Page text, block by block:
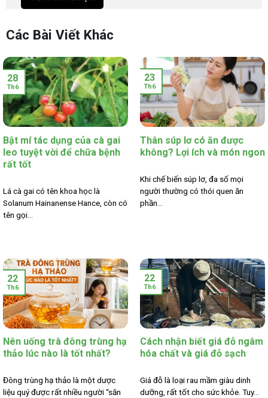
Các Bài Viết Khác
Bật mí tác dụng của cà gai
leo tuyệt vời để chữa bệnh
rất tốt
Lá cà gai có tên khoa học là
Solanum Hainanense Hance, còn có
tên gọi...
28
Th6
Thân súp lơ có ăn được
không? Lợi ích và món ngon
Khi chế biến súp lơ, đa số mọi
người thường có thói quen ăn
phần...
23
Th6
Nên uống trà đông trùng hạ
thảo lúc nào là tốt nhất?
Đông trùng hạ thảo là một dược
liệu quý được rất nhiều người “săn
22
Th6
Cách nhận biết giá đỗ ngâm
hóa chất và giá đỗ sạch
Giá đỗ là loại rau mầm giàu dinh
dưỡng, rất tốt cho sức khỏe. Tuy...
22
Th6